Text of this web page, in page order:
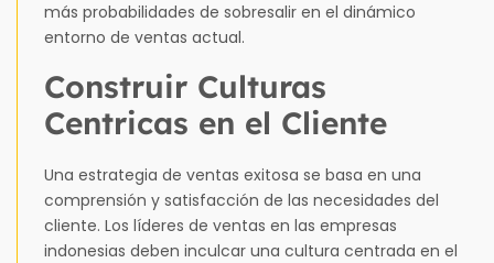
más probabilidades de sobresalir en el dinámico
entorno de ventas actual.
Construir Culturas
Centricas en el Cliente
Una estrategia de ventas exitosa se basa en una
comprensión y satisfacción de las necesidades del
cliente. Los líderes de ventas en las empresas
indonesias deben inculcar una cultura centrada en el